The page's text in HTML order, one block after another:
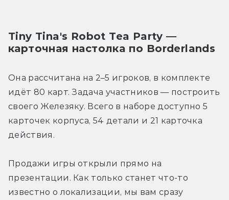
Tiny Tina's Robot Tea Party —
карточная настолка по Borderlands
Она рассчитана на 2–5 игроков, в комплекте
идёт 80 карт. Задача участников — построить
своего Железяку. Всего в наборе доступно 5
карточек корпуса, 54 детали и 21 карточка
действия.
Продажи игры открыли прямо на
презентации. Как только станет что-то
известно о локализации, мы вам сразу